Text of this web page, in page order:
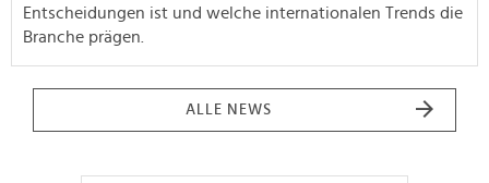
Entscheidungen ist und welche internationalen Trends die
Branche prägen.
ALLE NEWS